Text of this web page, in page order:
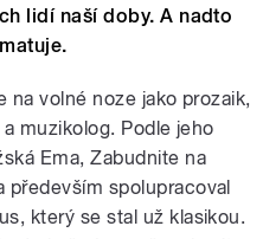
lidí naší doby. A nadto
na volné noze jako prozaik,
muzikolog. Podle jeho
Ema, Zabudnite na
především spolupracoval
který se stal už klasikou.